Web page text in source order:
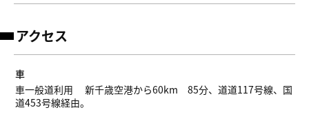
アクセス
車
車一般道利用 新千歳空港から60km 85分、道道117号線、国
道453号線経由。